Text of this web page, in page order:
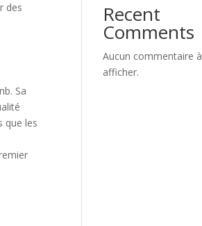
des
Sa
que les
Recent
Comments
Aucun commentaire à
afficher.